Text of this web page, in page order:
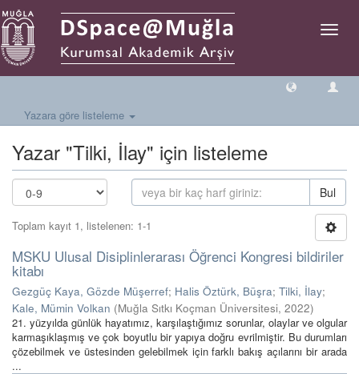
Geçiş
Yazara göre listeleme
Yazar "Tilki, İlay" için listeleme
Bul
Toplam kayıt 1, listelenen: 1-1
MSKU Ulusal Disiplinlerarası Öğrenci Kongresi bildiriler
kitabı
Gezgüç Kaya, Gözde Müşerref; Halis Öztürk, Büşra; Tilki, İlay;
Kale, Mümin Volkan (Muğla Sıtkı Koçman Üniversitesi, 2022)
21. yüzyılda günlük hayatımız, karşılaştığımız sorunlar, olaylar ve olgular
karmaşıklaşmış ve çok boyutlu bir yapıya doğru evrilmiştir. Bu durumları
çözebilmek ve üstesinden gelebilmek için farklı bakış açılarını bir arada
...